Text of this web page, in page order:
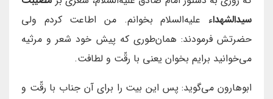
سیدالشهداء علیه‌السلام بخوانم. من اطاعت کردم ولی
حضرتش فرمودند: همان‌طورى كه پيش خود شعر و مرثيه
می‌خوانيد برايم بخوان يعنى با رقّت و لطافت.
ابوهارون می‌گويد: پس اين بيت را براى آن جناب با رقّت و